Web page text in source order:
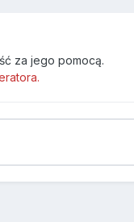
za jego pomocą.